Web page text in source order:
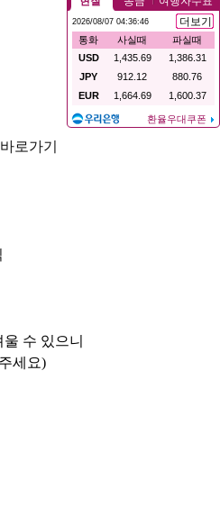
로가기
수 있으니
세요)